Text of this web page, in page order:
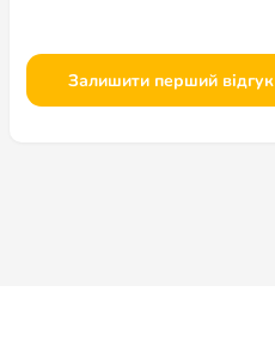
Залишити перший відгук